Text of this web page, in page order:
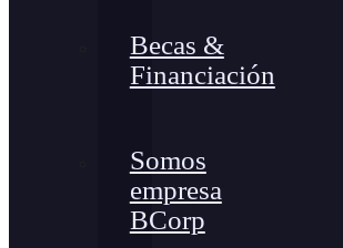
Becas &
Financiación
Somos
empresa
BCorp